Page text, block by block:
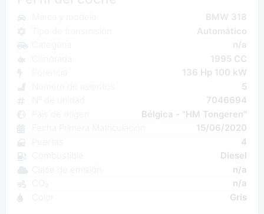
BMW 318
Automático
n/a
1995 CC
136 Hp 100 kW
5
7046694
Bélgica - "HM Tongeren"
15/06/2020
4
Diesel
n/a
n/a
Gris